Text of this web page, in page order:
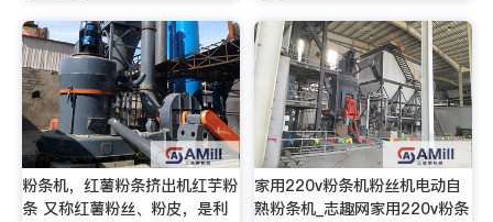
粉条机，红薯粉条挤出机红芋粉
条 又称红薯粉丝、粉皮，是利
家用220v粉条机粉丝机电动自
熟粉条机_志趣网家用220v粉条